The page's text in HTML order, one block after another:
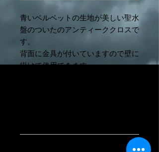
青いベルベットの生地が美しい聖水
盤のついたのアンティーククロスで
す。
背面に金具が付いていますので壁に
掛けて使用できます。